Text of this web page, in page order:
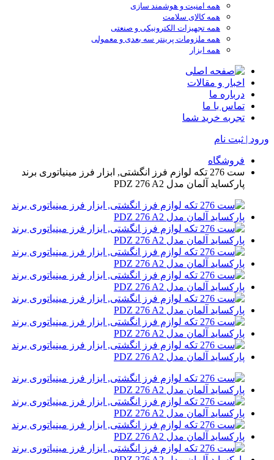
همه امنیت و هوشمند سازی
همه کالای سلامت
همه تجهیزات الکترونیکی و صنعتی
همه ملزومات پرینتر سه بعدی و معمولی
همه ابزار
اخبار و مقالات
درباره ما
تماس با ما
تجربه خرید شما
ورود | ثبت نام
فروشگاه
ست 276 تکه لوازم فرز انگشتی, ابزار فرز مینیاتوری برند
پارکساید آلمان مدل PDZ 276 A2